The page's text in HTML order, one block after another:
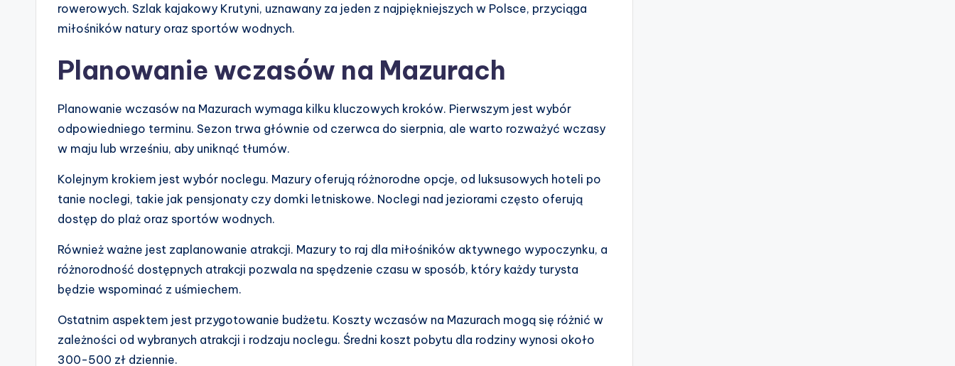
rowerowych. Szlak kajakowy Krutyni, uznawany za jeden z najpiękniejszych w Polsce, przyciąga
miłośników natury oraz sportów wodnych.
Planowanie wczasów na Mazurach
Planowanie wczasów na Mazurach wymaga kilku kluczowych kroków. Pierwszym jest wybór
odpowiedniego terminu. Sezon trwa głównie od czerwca do sierpnia, ale warto rozważyć wczasy
w maju lub wrześniu, aby uniknąć tłumów.
Kolejnym krokiem jest wybór noclegu. Mazury oferują różnorodne opcje, od luksusowych hoteli po
tanie noclegi, takie jak pensjonaty czy domki letniskowe. Noclegi nad jeziorami często oferują
dostęp do plaż oraz sportów wodnych.
Również ważne jest zaplanowanie atrakcji. Mazury to raj dla miłośników aktywnego wypoczynku, a
różnorodność dostępnych atrakcji pozwala na spędzenie czasu w sposób, który każdy turysta
będzie wspominać z uśmiechem.
Ostatnim aspektem jest przygotowanie budżetu. Koszty wczasów na Mazurach mogą się różnić w
zależności od wybranych atrakcji i rodzaju noclegu. Średni koszt pobytu dla rodziny wynosi około
300-500 zł dziennie.